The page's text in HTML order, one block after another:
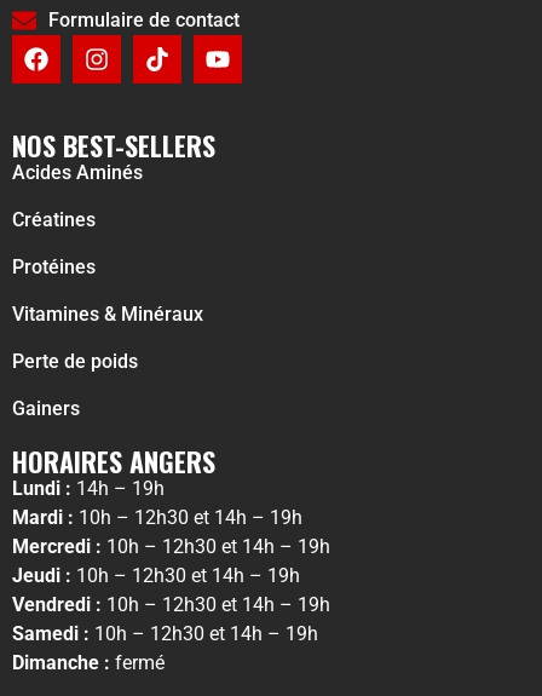
Formulaire de contact
NOS BEST-SELLERS
Acides Aminés
Créatines
Protéines
Vitamines & Minéraux
Perte de poids
Gainers
HORAIRES ANGERS
Lundi : 14h – 19h
Mardi : 10h – 12h30 et 14h – 19h
Mercredi : 10h – 12h30 et 14h – 19h
Jeudi : 10h – 12h30 et 14h – 19h
Vendredi : 10h – 12h30 et 14h – 19h
Samedi : 10h – 12h30 et 14h – 19h
Dimanche : fermé